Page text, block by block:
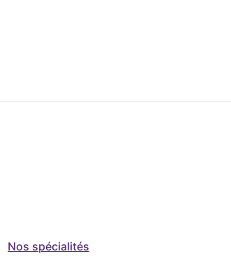
Nos spécialités